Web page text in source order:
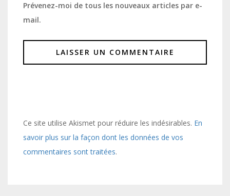
Prévenez-moi de tous les nouveaux articles par e-
mail.
Ce site utilise Akismet pour réduire les indésirables. En
savoir plus sur la façon dont les données de vos
commentaires sont traitées.